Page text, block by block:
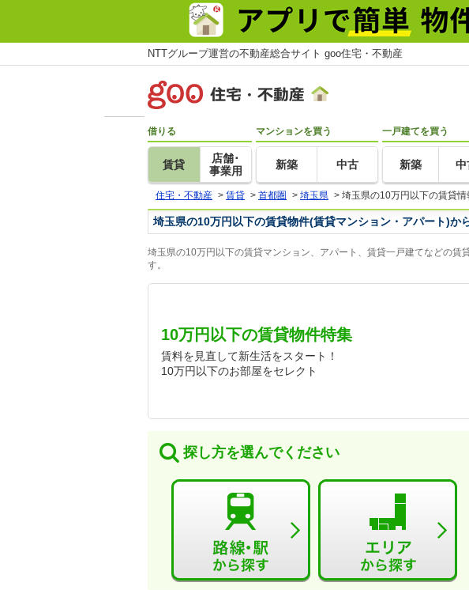
NTTグループ運営の不動産総合サイト goo住宅・不動産
借りる
賃貸
店舗･
事業用
マンションを買う
新築 中古
一戸建てを買う
新築 中
住宅・不動産 > 賃貸 > 首都圏 > 埼玉県 > 埼玉県の10万円以下の賃貸
埼玉県の10万円以下の賃貸物件(賃貸マンション・アパート)か
埼玉県の10万円以下の賃貸マンション、アパート、賃貸一戸建てなどの
す。
10万円以下の賃貸物件特集
賃料を見直して新生活をスタート！
10万円以下のお部屋をセレクト
探し方を選んでください